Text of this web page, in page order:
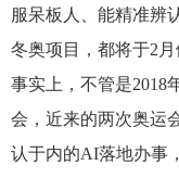
服呆板人、能精准辨
冬奥项目，都将于2月
事实上，不管是2018
会，近来的两次奥运
认于内的AI落地办事